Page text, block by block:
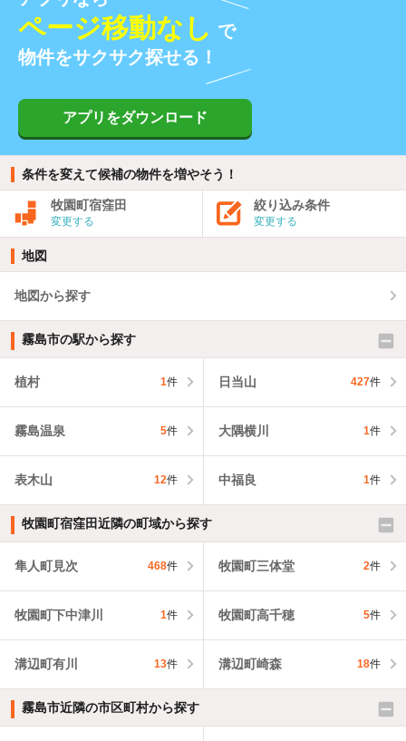
ページ移動なし で
物件をサクサク探せる！
アプリをダウンロード
条件を変えて候補の物件を増やそう！
牧園町宿窪田
変更する
絞り込み条件
変更する
地図
地図から探す
霧島市の駅から探す
植村 1件 日当山 427件
霧島温泉 5件 大隅横川 1件
表木山 12件 中福良 1件
牧園町宿窪田近隣の町域から探す
隼人町見次 468件 牧園町三体堂 2件
牧園町下中津川 1件 牧園町高千穂 5件
溝辺町有川 13件 溝辺町崎森 18件
霧島市近隣の市区町村から探す